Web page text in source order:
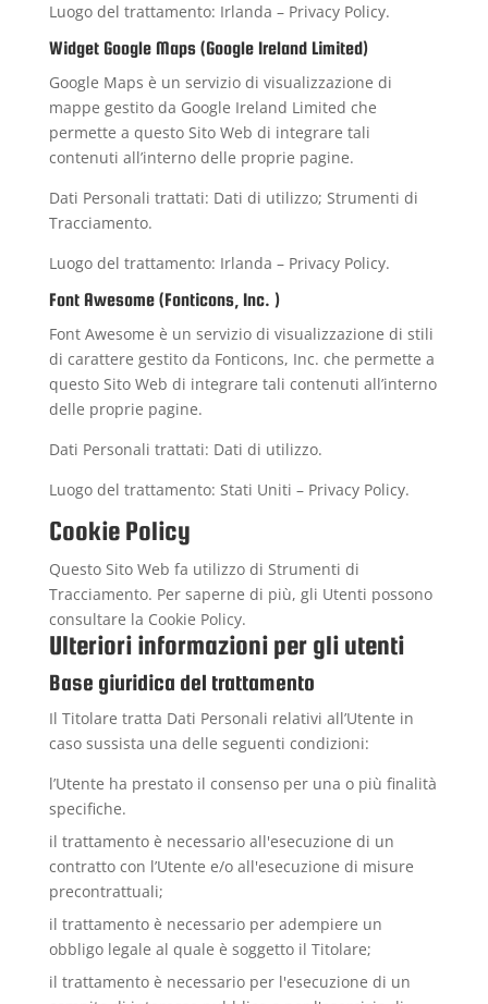
Luogo del trattamento: Irlanda – Privacy Policy.
Widget Google Maps (Google Ireland Limited)
Google Maps è un servizio di visualizzazione di
mappe gestito da Google Ireland Limited che
permette a questo Sito Web di integrare tali
contenuti all’interno delle proprie pagine.
Dati Personali trattati: Dati di utilizzo; Strumenti di
Tracciamento.
Luogo del trattamento: Irlanda – Privacy Policy.
Font Awesome (Fonticons, Inc. )
Font Awesome è un servizio di visualizzazione di stili
di carattere gestito da Fonticons, Inc. che permette a
questo Sito Web di integrare tali contenuti all’interno
delle proprie pagine.
Dati Personali trattati: Dati di utilizzo.
Luogo del trattamento: Stati Uniti – Privacy Policy.
Cookie Policy
Questo Sito Web fa utilizzo di Strumenti di
Tracciamento. Per saperne di più, gli Utenti possono
consultare la Cookie Policy.
Ulteriori informazioni per gli utenti
Base giuridica del trattamento
Il Titolare tratta Dati Personali relativi all’Utente in
caso sussista una delle seguenti condizioni:
l’Utente ha prestato il consenso per una o più finalità
specifiche.
il trattamento è necessario all'esecuzione di un
contratto con l’Utente e/o all'esecuzione di misure
precontrattuali;
il trattamento è necessario per adempiere un
obbligo legale al quale è soggetto il Titolare;
il trattamento è necessario per l'esecuzione di un